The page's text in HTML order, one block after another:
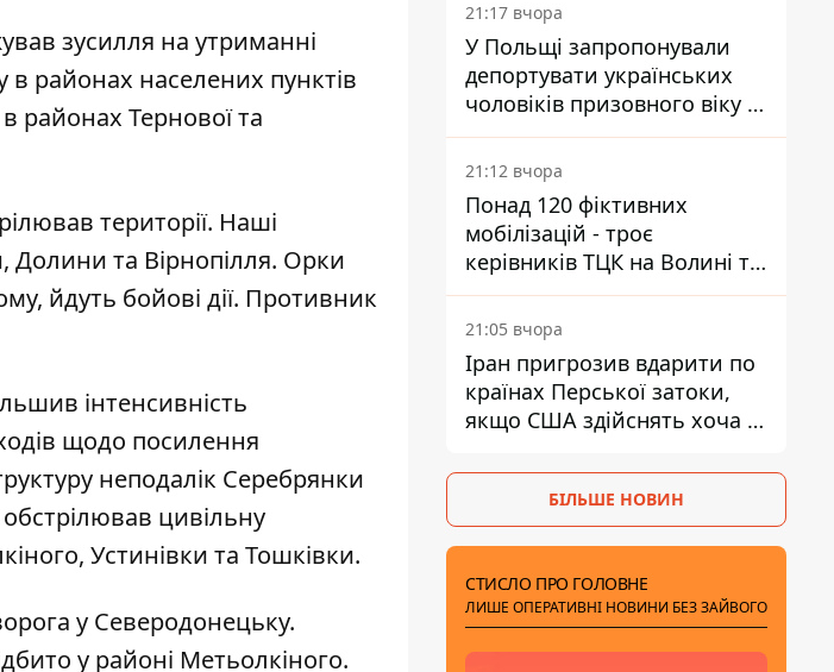
зусилля на утриманні
в районах населених пунктів
районах Тернової та
території. Наші
Долини та Вірнопілля. Орки
йдуть бойові дії. Противник
інтенсивність
щодо посилення
неподалік Серебрянки
цивільну
Устинівки та Тошківки.
у Северодонецьку.
у районі Метьолкіного.
21:17 вчора
У Польщі запропонували
депортувати українських
чоловіків призовного віку -
кого це може торкнутися
21:12 вчора
Понад 120 фіктивних
мобілізацій - троє
керівників ТЦК на Волині та
Буковині отримали підозри
за фейкові звіти
21:05 вчора
Іран пригрозив вдарити по
країнах Перської затоки,
якщо США здійснять хоча б
БІЛЬШЕ НОВИН
СТИСЛО ПРО ГОЛОВНЕ
ЛИШЕ ОПЕРАТИВНІ НОВИНИ БЕЗ ЗАЙВОГО